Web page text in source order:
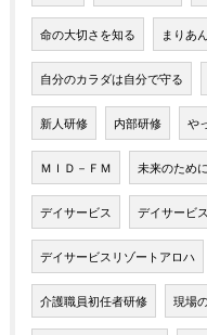
命の大切さを知る まりあ
自分のカラダは自分で守る
新人研修 内部研修 や
ＭＩＤ－ＦＭ 未来のため
デイサービス デイサービ
デイサービスリゾートアロハ
介護職員初任者研修 現場